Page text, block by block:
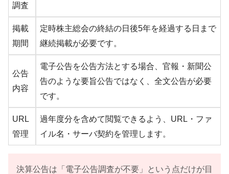
調査
掲載
期間
定時株主総会の終結の日後5年を経過する日まで
継続掲載が必要です。
公告
内容
電子公告を公告方法とする場合、官報・新聞公
告のような要旨公告ではなく、全文公告が必要
です。
URL
管理
過年度分を含めて閲覧できるよう、URL・ファ
イル名・サーバ契約を管理します。
決算公告は「電子公告調査が不要」という点だけが目